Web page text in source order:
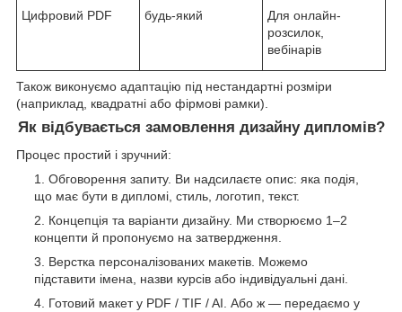
Цифровий PDF будь-який
Для онлайн-
розсилок,
вебінарів
Також виконуємо адаптацію під нестандартні розміри
(наприклад, квадратні або фірмові рамки).
Як відбувається замовлення дизайну дипломів?
Процес простий і зручний:
Обговорення запиту. Ви надсилаєте опис: яка подія,
що має бути в дипломі, стиль, логотип, текст.
Концепція та варіанти дизайну. Ми створюємо 1–2
концепти й пропонуємо на затвердження.
Верстка персоналізованих макетів. Можемо
підставити імена, назви курсів або індивідуальні дані.
Готовий макет у PDF / TIF / AI. Або ж — передаємо у